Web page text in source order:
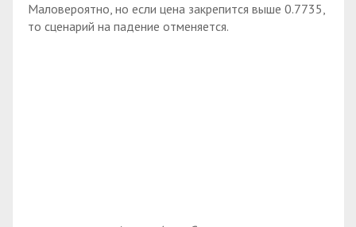
Маловероятно, но если цена закрепится выше 0.7735,
то сценарий на падение отменяется.